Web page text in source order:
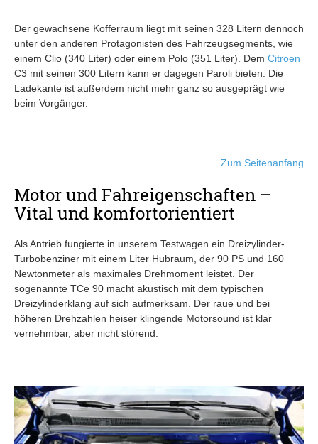
Der gewachsene Kofferraum liegt mit seinen 328 Litern dennoch
unter den anderen Protagonisten des Fahrzeugsegments, wie
einem Clio (340 Liter) oder einem Polo (351 Liter). Dem Citroen
C3 mit seinen 300 Litern kann er dagegen Paroli bieten. Die
Ladekante ist außerdem nicht mehr ganz so ausgeprägt wie
beim Vorgänger.
Zum Seitenanfang
Motor und Fahreigenschaften –
Vital und komfortorientiert
Als Antrieb fungierte in unserem Testwagen ein Dreizylinder-
Turbobenziner mit einem Liter Hubraum, der 90 PS und 160
Newtonmeter als maximales Drehmoment leistet. Der
sogenannte TCe 90 macht akustisch mit dem typischen
Dreizylinderklang auf sich aufmerksam. Der raue und bei
höheren Drehzahlen heiser klingende Motorsound ist klar
vernehmbar, aber nicht störend.